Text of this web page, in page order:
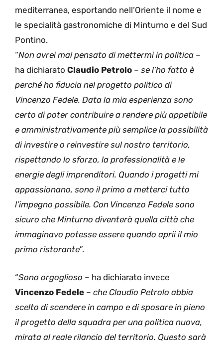
mediterranea, esportando nell’Oriente il nome e
le specialità gastronomiche di Minturno e del Sud
Pontino.
“Non avrei mai pensato di mettermi in politica –
ha dichiarato Claudio Petrolo – se l’ho fatto è
perché ho fiducia nel progetto politico di
Vincenzo Fedele. Data la mia esperienza sono
certo di poter contribuire a rendere più appetibile
e amministrativamente più semplice la possibilità
di investire o reinvestire sul nostro territorio,
rispettando lo sforzo, la professionalità e le
energie degli imprenditori. Quando i progetti mi
appassionano, sono il primo a metterci tutto
l’impegno possibile. Con Vincenzo Fedele sono
sicuro che Minturno diventerà quella città che
immaginavo potesse essere quando aprii il mio
primo ristorante”.
“Sono orgoglioso – ha dichiarato invece
Vincenzo Fedele – che Claudio Petrolo abbia
scelto di scendere in campo e di sposare in pieno
il progetto della squadra per una politica nuova,
mirata al reale rilancio del territorio. Questo sarà